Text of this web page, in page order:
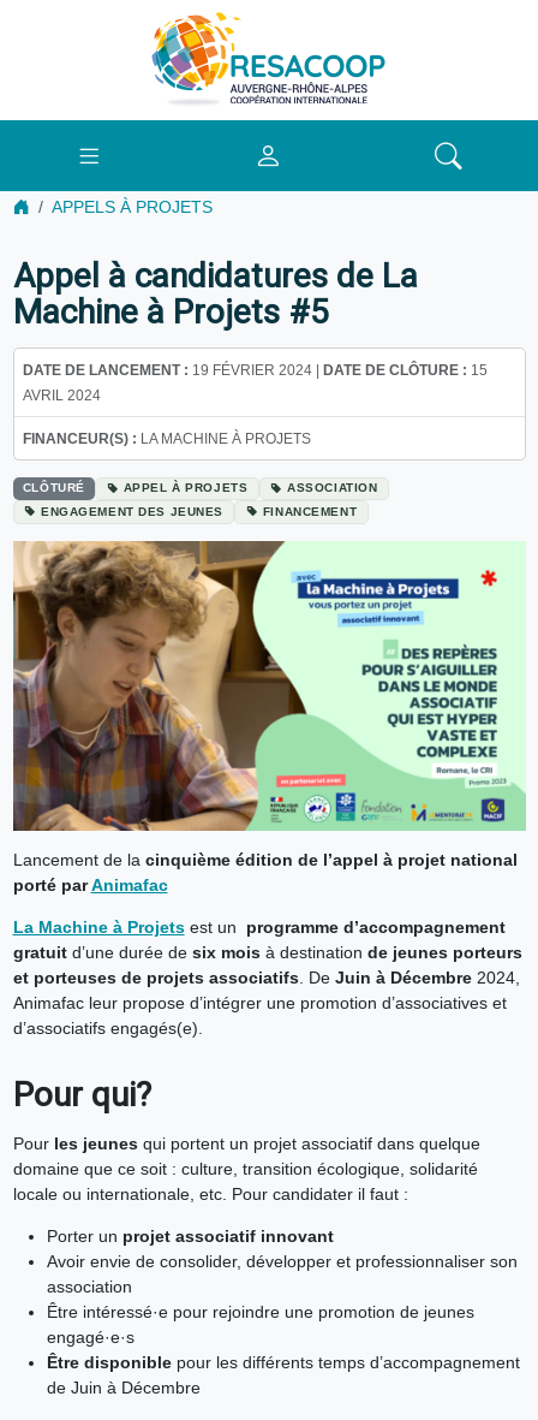
APPELS À PROJETS
Appel à candidatures de La
Machine à Projets #5
DATE DE LANCEMENT : 19 FÉVRIER 2024 | DATE DE CLÔTURE : 15
AVRIL 2024
FINANCEUR(S) : LA MACHINE À PROJETS
CLÔTURÉ APPEL À PROJETS
ASSOCIATION
ENGAGEMENT DES JEUNES
FINANCEMENT
Lancement de la cinquième édition de l’appel à projet national
porté parAnimafac
La Machine à Projetsest un programme d’accompagnement
gratuitd’une durée de six moisà destination de jeunes porteurs
et porteuses de projets associatifs. De Juin à Décembre2024,
Animafac leur propose d’intégrer une promotion d’associatives et
d’associatifs engagés(e).
Pour qui?
Pour les jeunesqui portent un projet associatif dans quelque
domaine que ce soit : culture, transition écologique, solidarité
locale ou internationale, etc. Pour candidater il faut :
Porter un projet associatif innovant
Avoir envie de consolider, développer et professionnaliser son
association
Être intéressé·e pour rejoindre une promotion de jeunes
engagé·e·s
Être disponiblepour les différents temps d’accompagnement
de Juin à Décembre